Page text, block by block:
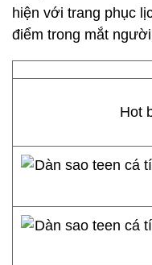
hiện với trang phục
điểm trong mắt
Hot